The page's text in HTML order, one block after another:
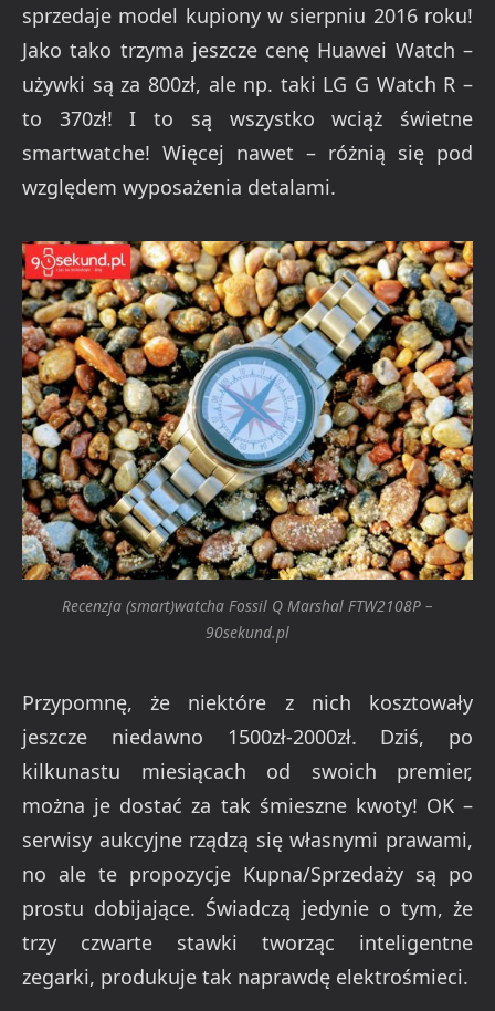
sprzedaje model kupiony w sierpniu 2016 roku!
Jako tako trzyma jeszcze cenę Huawei Watch –
używki są za 800zł, ale np. taki LG G Watch R –
to 370zł! I to są wszystko wciąż świetne
smartwatche! Więcej nawet – różnią się pod
względem wyposażenia detalami.
Recenzja (smart)watcha Fossil Q Marshal FTW2108P –
90sekund.pl
Przypomnę, że niektóre z nich kosztowały
jeszcze niedawno 1500zł-2000zł. Dziś, po
kilkunastu miesiącach od swoich premier,
można je dostać za tak śmieszne kwoty! OK –
serwisy aukcyjne rządzą się własnymi prawami,
no ale te propozycje Kupna/Sprzedaży są po
prostu dobijające. Świadczą jedynie o tym, że
trzy czwarte stawki tworząc inteligentne
zegarki, produkuje tak naprawdę elektrośmieci.